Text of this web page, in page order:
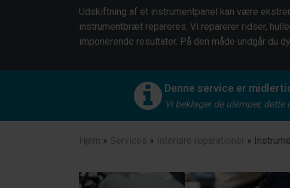
Udskiftning af et instrumentpanel kan være
instrumentbræt repareres. Vi reparerer ridser,
imponerende resultater. På den måde undgår du
Denne service er
Vi beklager de ulemper,
Hjem » Services » Interiøre reparationer »